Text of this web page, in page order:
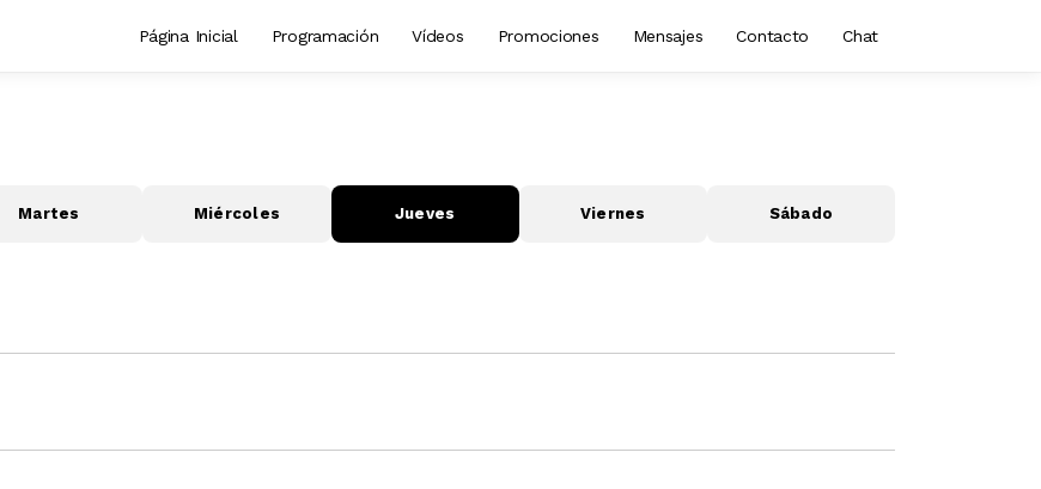
Página Inicial Programación Vídeos Promociones Mensajes Contacto Chat
Martes Miércoles Jueves Viernes Sábado